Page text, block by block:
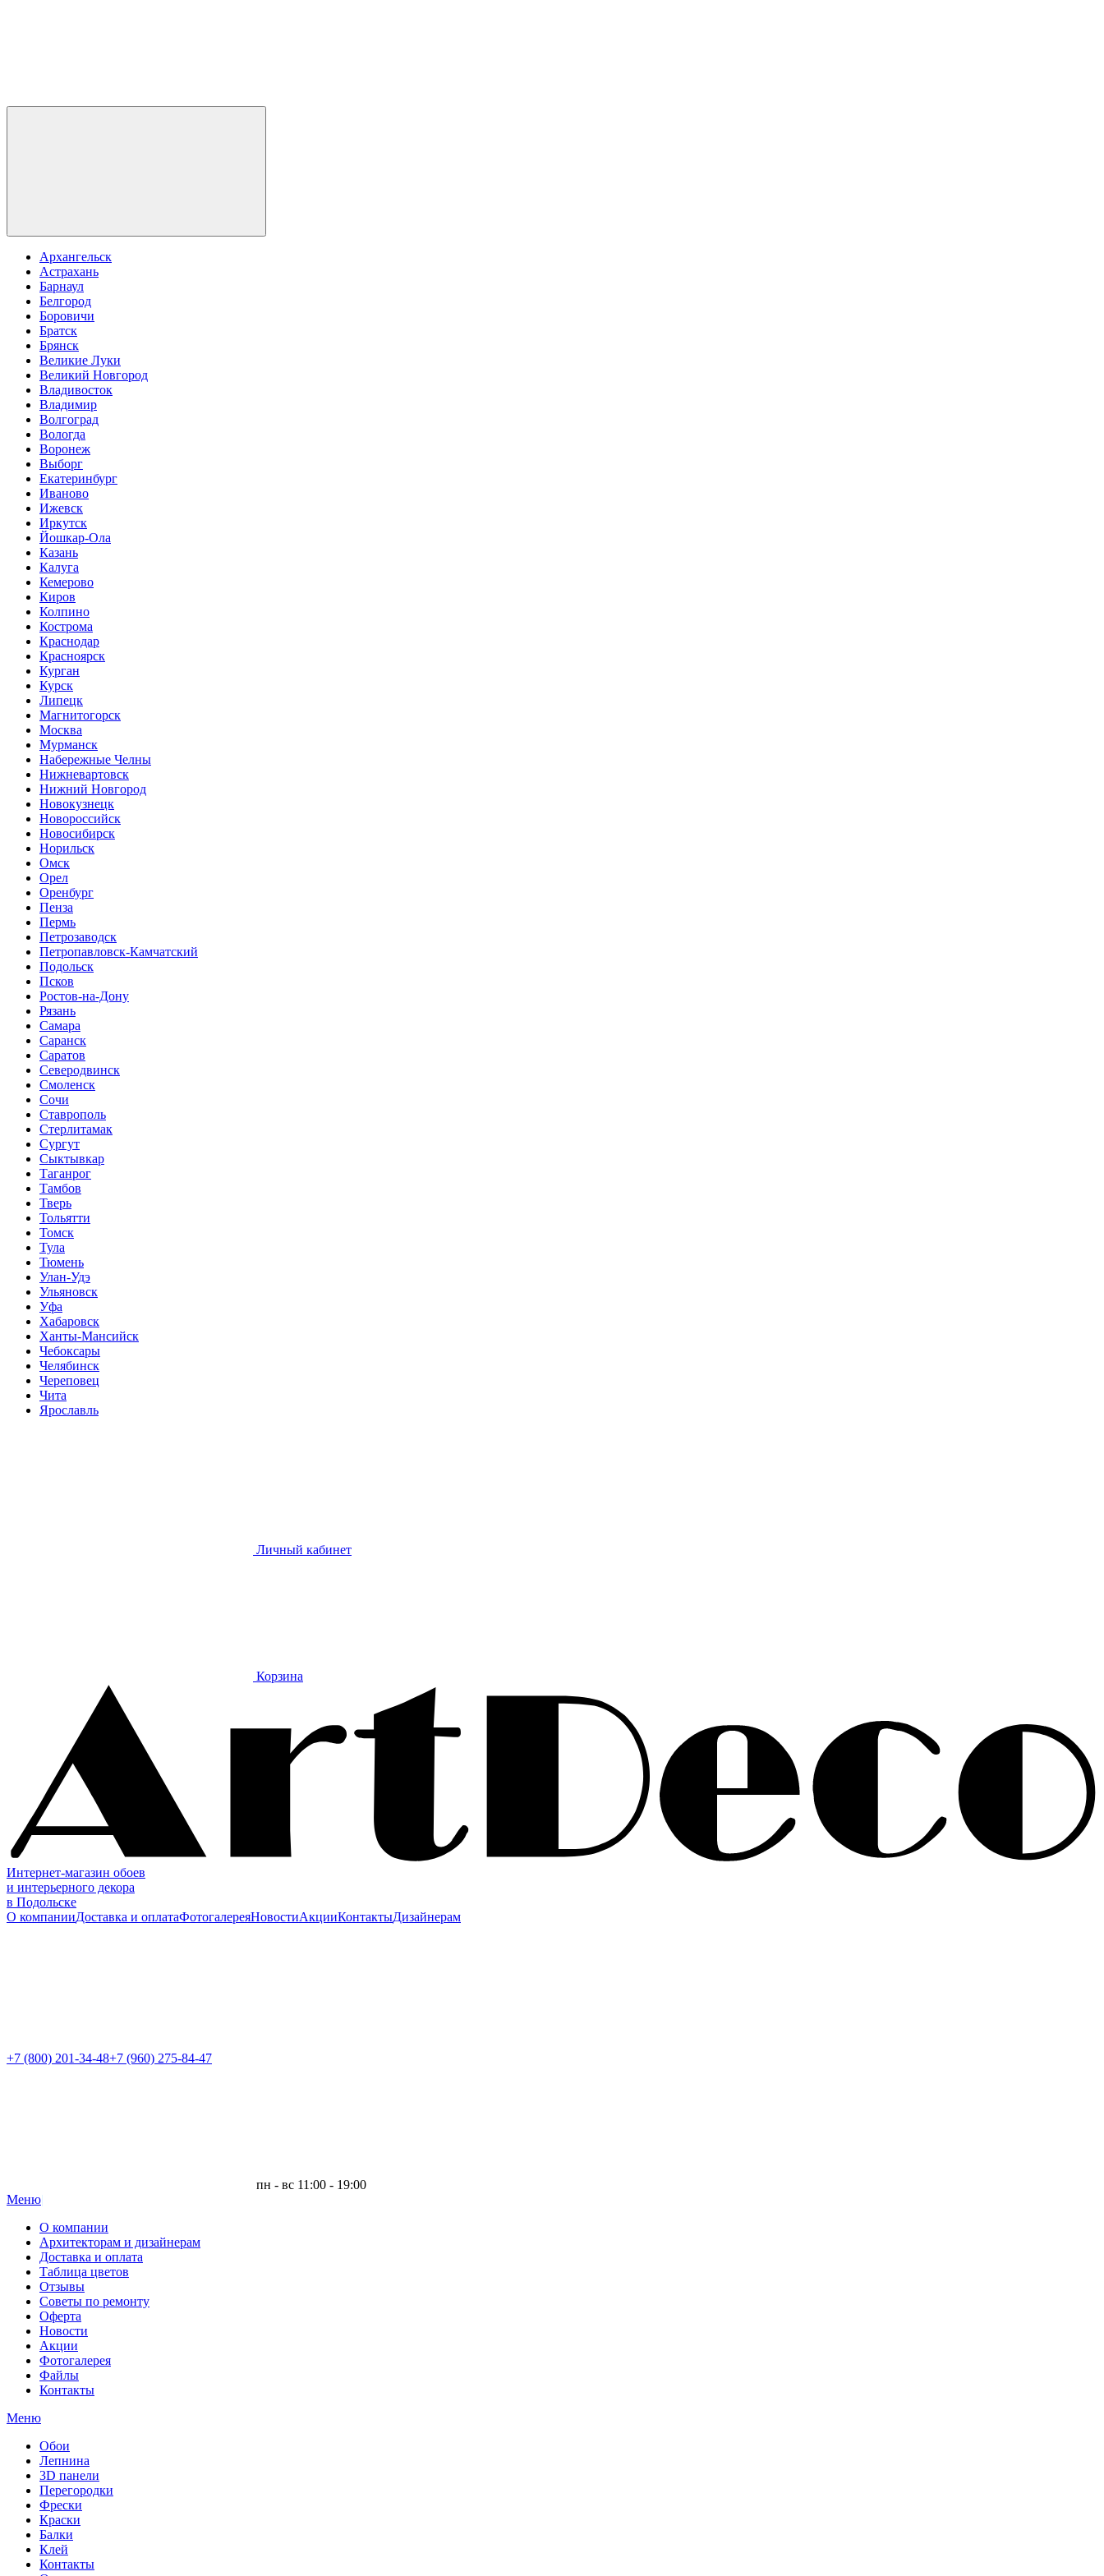
Архангельск
Астрахань
Барнаул
Белгород
Боровичи
Братск
Брянск
Великие Луки
Великий Новгород
Владивосток
Владимир
Волгоград
Вологда
Воронеж
Выборг
Екатеринбург
Иваново
Ижевск
Иркутск
Йошкар-Ола
Казань
Калуга
Кемерово
Киров
Колпино
Кострома
Краснодар
Красноярск
Курган
Курск
Липецк
Магнитогорск
Москва
Мурманск
Набережные Челны
Нижневартовск
Нижний Новгород
Новокузнецк
Новороссийск
Новосибирск
Норильск
Омск
Орел
Оренбург
Пенза
Пермь
Петрозаводск
Петропавловск-Камчатский
Подольск
Псков
Ростов-на-Дону
Рязань
Самара
Саранск
Саратов
Северодвинск
Смоленск
Сочи
Ставрополь
Стерлитамак
Сургут
Сыктывкар
Таганрог
Тамбов
Тверь
Тольятти
Томск
Тула
Тюмень
Улан-Удэ
Ульяновск
Уфа
Хабаровск
Ханты-Мансийск
Чебоксары
Челябинск
Череповец
Чита
Ярославль
Личный кабинет
Корзина
Интернет-магазин обоев
и интерьерного декора
в Подольске
О компанииДоставка и оплатаФотогалереяНовостиАкцииКонтактыДизайнерам
+7 (800) 201-34-48+7 (960) 275-84-47
пн - вс 11:00 - 19:00
Меню|
О компании
Архитекторам и дизайнерам
Доставка и оплата
Таблица цветов
Отзывы
Советы по ремонту
Оферта
Новости
Акции
Фотогалерея
Файлы
Контакты
Меню
Обои
Лепнина
3D панели
Перегородки
Фрески
Краски
Балки
Клей
Контакты